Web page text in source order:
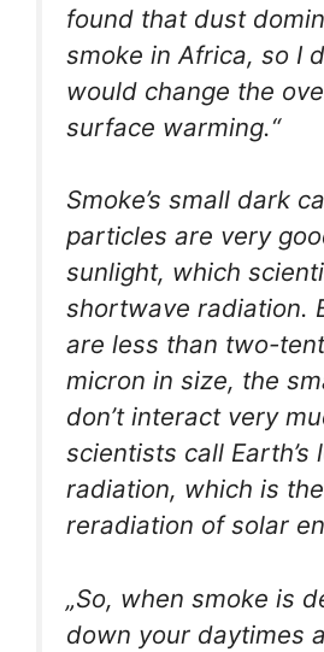
found that dust
smoke in Africa, so I
would change the
surface warming.“
Smoke’s small dark
particles are very
sunlight, which
shortwave radiation.
are less than two-
micron in size, the
don’t interact very
scientists call Earth’s
radiation, which is the
reradiation of solar
„So, when smoke is
down your daytimes